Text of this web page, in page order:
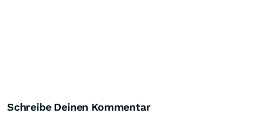
Schreibe Deinen Kommentar